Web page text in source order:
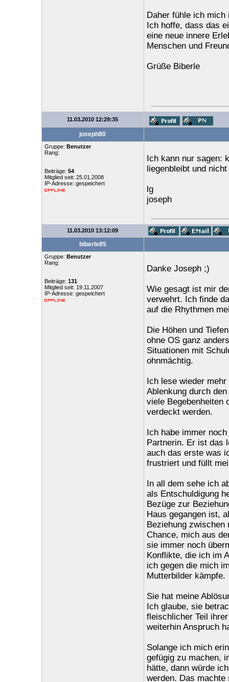
Daher fühle ich mich
Ich hoffe, dass das
eine neue innere
Menschen und
Grüße Biberle
11.03.2010 12:29:35
joseph80
Gruppe: Benutzer
Rang:
Beiträge: 54
Mitglied seit: 25.01.2008
IP-Adresse: gespeichert
Ich kann nur sagen:
liegenbleibt und
lg
joseph
11.03.2010 13:12:09
biberle85
Gruppe: Benutzer
Rang:
Beiträge: 131
Mitglied seit: 19.11.2007
IP-Adresse: gespeichert
Danke Joseph ;)
Wie gesagt ist mir
verwehrt. Ich finde
auf die Rhythmen
Die Höhen und
ohne OS ganz
Situationen mit
ohnmächtig.
Ich lese wieder
Ablenkung durch
viele Begebenheiten
verdeckt werden.
Ich habe immer
Partnerin. Er ist das
auch das erste was
frustriert und füllt
In all dem sehe ich
als Entschuldigung
Bezüge zur
Haus gegangen ist,
Beziehung zwischen
Chance, mich aus
sie immer noch
Konflikte, die ich im
ich gegen die mich
Mutterbilder kämpfe.
Sie hat meine
Ich glaube, sie
fleischlicher Teil
weiterhin Anspruch
Solange ich mich
gefügig zu machen,
hätte, dann würde
werden. Das machte